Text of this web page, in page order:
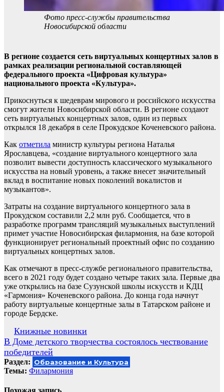
Фото пресс-службы правительства
Новосибирской области
В регионе создается сеть виртуальных концертных залов в
рамках реализации региональной составляющей
федерального проекта «Цифровая культура»
национального проекта «Культура».
Прикоснуться к шедеврам мирового и российского искусства
смогут жители Новосибирской области. В регионе создают
сеть виртуальных концертных залов, один из первых
открылся 18 декабря в селе Прокудское Коченевского района.
Как отметила министр культуры региона Наталья
Ярославцева, «создание виртуального концертного зала
позволит вывести доступность классического музыкального
искусства на новый уровень, а также внесет значительный
вклад в воспитание новых поколений вокалистов и
музыкантов».
Затраты на создание виртуального концертного зала в
Прокудском составили 2,2 млн руб. Сообщается, что в
разработке программ трансляций музыкальных выступлений
примет участие Новосибирская филармония, на базе которой
функционирует региональный проектный офис по созданию
виртуальных концертных залов.
Как отмечают в пресс-службе регионального правительства,
всего в 2021 году будет создано четыре таких зала. Первые два
уже открылись на базе Сузунской школы искусств и КДЦ
«Гармония» Коченевского района. До конца года начнут
работу виртуальные концертные залы в Татарском районе и
городе Бердске.
Навигация
по
записям
Книжные новинки
В Доме детского творчества состоялось чествование
победителей
Раздел: Образование и Культура
Темы: Филармония